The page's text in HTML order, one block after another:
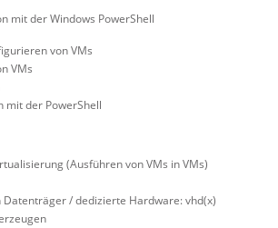
mit der Windows PowerShell
von VMs
VMs
mit der PowerShell
(Ausführen von VMs in VMs)
Datenträger / dedizierte Hardware: vhd(x)